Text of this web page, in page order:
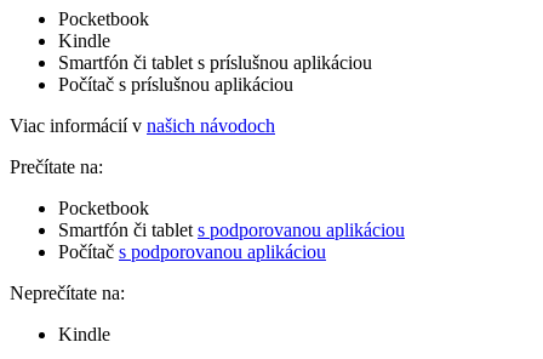
Pocketbook
Kindle
Smartfón či tablet s príslušnou aplikáciou
Počítač s príslušnou aplikáciou
Viac informácií v našich návodoch
Prečítate na:
Pocketbook
Smartfón či tablet s podporovanou aplikáciou
Počítač s podporovanou aplikáciou
Neprečítate na:
Kindle